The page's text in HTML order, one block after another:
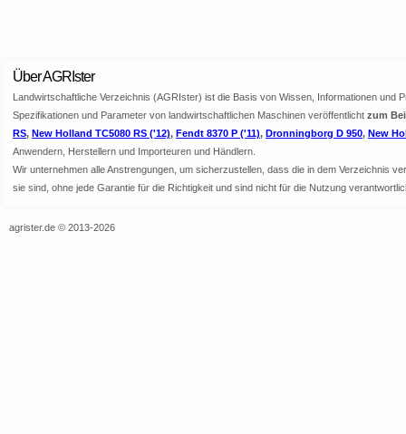
Über AGRIster
Landwirtschaftliche Verzeichnis (AGRIster) ist die Basis von Wissen, Informationen
Spezifikationen und Parameter von landwirtschaftlichen Maschinen veröffentlicht zum
RS, New Holland TC5080 RS ('12), Fendt 8370 P ('11), Dronningborg D 950, New
Anwendern, Herstellern und Importeuren und Händlern.
Wir unternehmen alle Anstrengungen, um sicherzustellen, dass die in dem Verzeichnis
sie sind, ohne jede Garantie für die Richtigkeit und sind nicht für die Nutzung
agrister.de © 2013-2026